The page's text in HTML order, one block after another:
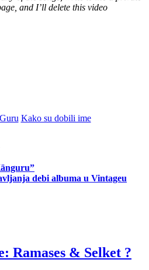
and I’ll delete this video
Kako su dobili ime
debi albuma u Vintageu
Ramases & Selket ?